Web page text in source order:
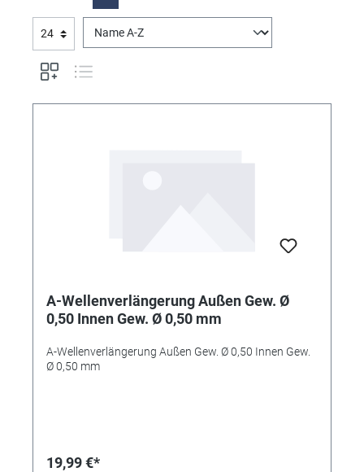
A-Wellenverlängerung Außen Gew. Ø
0,50 Innen Gew. Ø 0,50 mm
A-Wellenverlängerung Außen Gew. Ø 0,50 Innen Gew.
Ø 0,50 mm
19,99 €*